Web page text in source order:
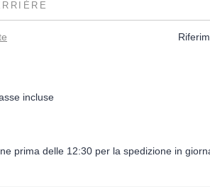
incluse
prima delle 12:30 per la spedizione in